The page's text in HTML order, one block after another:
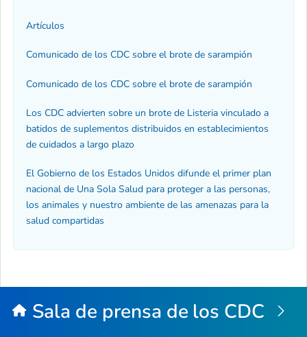
Artículos
Comunicado de los CDC sobre el brote de sarampión
Comunicado de los CDC sobre el brote de sarampión
Los CDC advierten sobre un brote de Listeria vinculado a
batidos de suplementos distribuidos en establecimientos
de cuidados a largo plazo
El Gobierno de los Estados Unidos difunde el primer plan
nacional de Una Sola Salud para proteger a las personas,
los animales y nuestro ambiente de las amenazas para la
salud compartidas
Sala de prensa de los CDC